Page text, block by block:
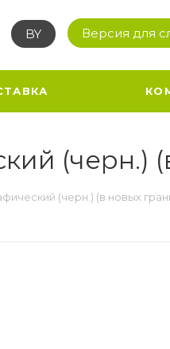
BY Версия для
(черн.)
(черн.) (в новых